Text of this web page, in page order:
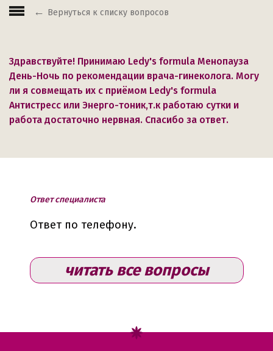
Вернуться к списку вопросов
Здравствуйте! Принимаю Ledy's formula Менопауза
День-Ночь по рекомендации врача-гинеколога. Могу
ли я совмещать их с приёмом Ledy's formula
Антистресс или Энерго-тоник,т.к работаю сутки и
работа достаточно нервная. Спасибо за ответ.
Ответ специалиста
Ответ по телефону.
читать все вопросы